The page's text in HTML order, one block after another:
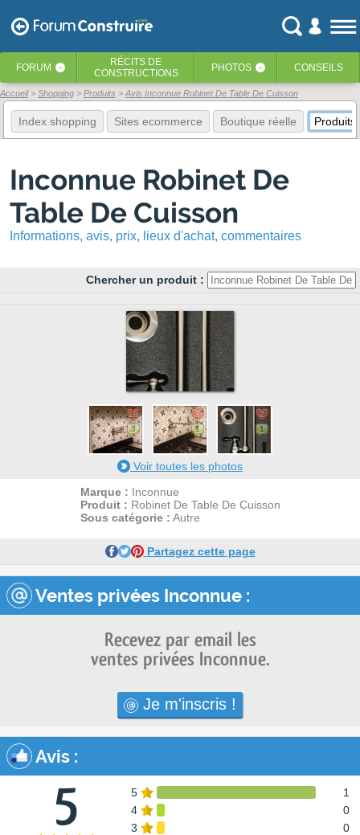
FORUM ‹ RÉCITS DE
CONSTRUCTIONS
PHOTOS ‹ CONSEILS
Accueil Shopping Produits Avis Inconnue Robinet De Table De Cuisson
Index shopping Sites ecommerce Boutique réelle Produits
Inconnue Robinet De
Table De Cuisson
Informations, avis, prix, lieux d'achat, commentaires
Chercher un produit :
18
3
3
1
2
1
Voir toutes les photos
Marque : Inconnue
Produit : Robinet De Table De Cuisson
Sous catégorie : Autre
Partagez cette page
Ventes privées Inconnue :
Recevez par email les
ventes privées Inconnue.
Je m'inscris !
Avis :
5 5
1
4
0
3
0